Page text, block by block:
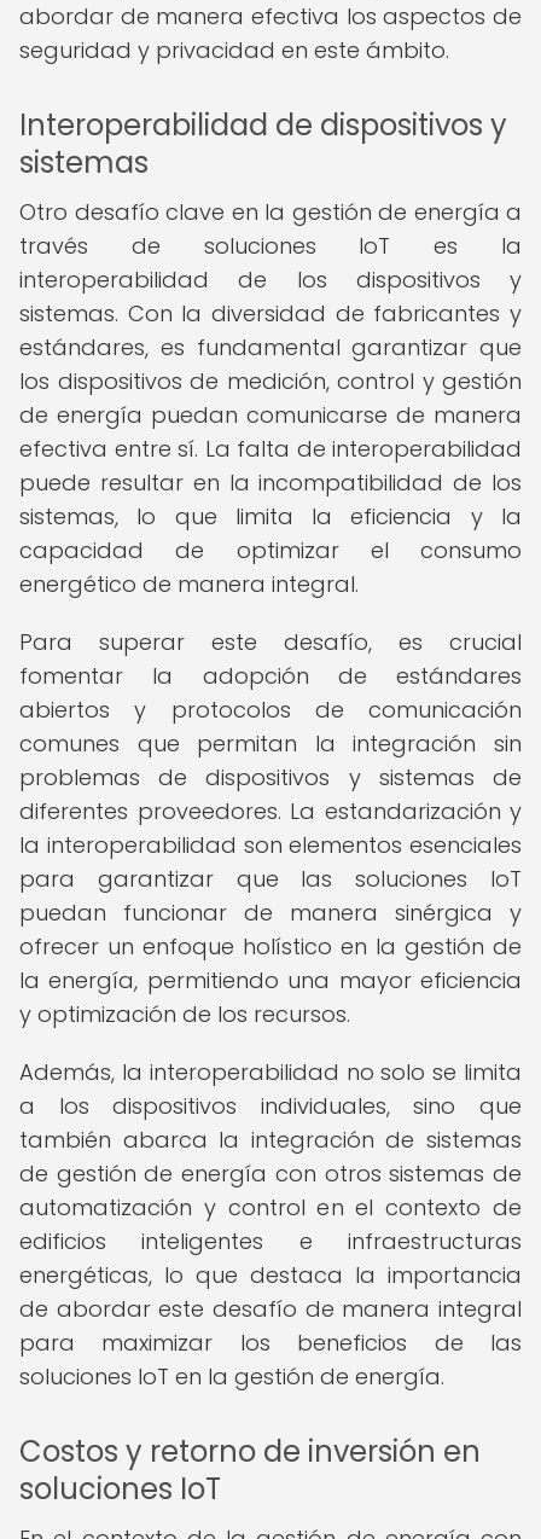
abordar de manera efectiva los aspectos de
seguridad y privacidad en este ámbito.
Interoperabilidad de dispositivos y
sistemas
Otro desafío clave en la gestión de energía a
través de soluciones IoT es la
interoperabilidad de los dispositivos y
sistemas. Con la diversidad de fabricantes y
estándares, es fundamental garantizar que
los dispositivos de medición, control y gestión
de energía puedan comunicarse de manera
efectiva entre sí. La falta de interoperabilidad
puede resultar en la incompatibilidad de los
sistemas, lo que limita la eficiencia y la
capacidad de optimizar el consumo
energético de manera integral.
Para superar este desafío, es crucial
fomentar la adopción de estándares
abiertos y protocolos de comunicación
comunes que permitan la integración sin
problemas de dispositivos y sistemas de
diferentes proveedores. La estandarización y
la interoperabilidad son elementos esenciales
para garantizar que las soluciones IoT
puedan funcionar de manera sinérgica y
ofrecer un enfoque holístico en la gestión de
la energía, permitiendo una mayor eficiencia
y optimización de los recursos.
Además, la interoperabilidad no solo se limita
a los dispositivos individuales, sino que
también abarca la integración de sistemas
de gestión de energía con otros sistemas de
automatización y control en el contexto de
edificios inteligentes e infraestructuras
energéticas, lo que destaca la importancia
de abordar este desafío de manera integral
para maximizar los beneficios de las
soluciones IoT en la gestión de energía.
Costos y retorno de inversión en
soluciones IoT